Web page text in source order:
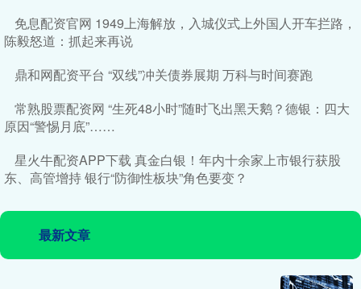
免息配资官网 1949上海解放，入城仪式上外国人开车拦路，
陈毅怒道：抓起来再说
鼎和网配资平台 “双线”冲关债券展期 万科与时间赛跑
常熟股票配资网 “生死48小时”随时飞出黑天鹅？德银：四大
原因“警惕月底”……
星火牛配资APP下载 真金白银！年内十余家上市银行获股
东、高管增持 银行“防御性板块”角色要变？
最新文章